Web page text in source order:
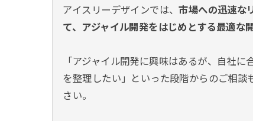
アイスリーデザインでは、市場への迅速な
て、アジャイル開発をはじめとする最適な
「アジャイル開発に興味はあるが、自社
を整理したい」といった段階からのご相
さい。